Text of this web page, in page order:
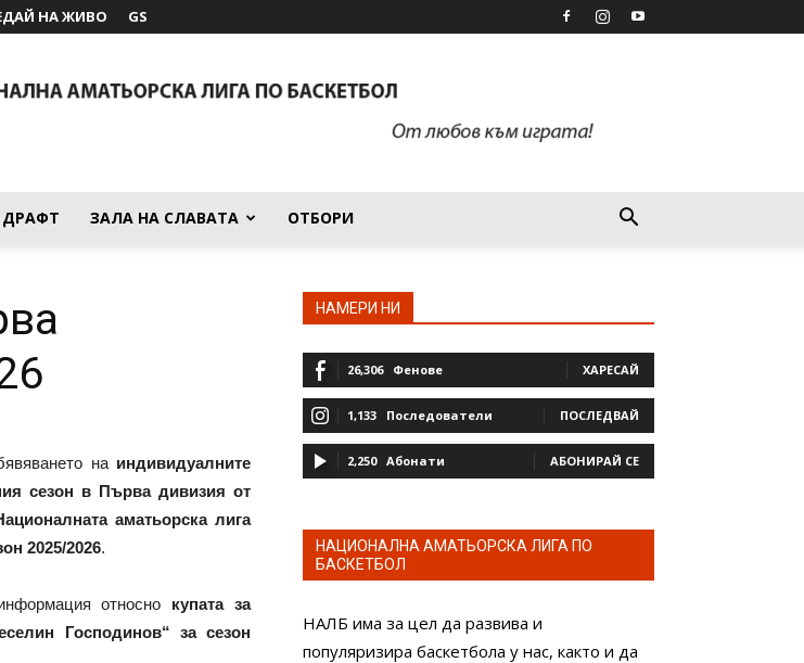
НА ЖИВО GS
ДРАФТ ЗАЛА НА СЛАВАТА ОТБОРИ
на индивидуалните
сезон в Първа дивизия от
аматьорска лига
2025/2026.
относно купата за
Господинов“ за сезон
НАМЕРИ НИ
26,306 Фенове ХАРЕСАЙ
1,133 Последователи ПОСЛЕДВАЙ
2,250 Абонати АБОНИРАЙ СЕ
НАЦИОНАЛНА АМАТЬОРСКА ЛИГА ПО
БАСКЕТБОЛ
НАЛБ има за цел да развива и
популяризира баскетбола у нас, както и да